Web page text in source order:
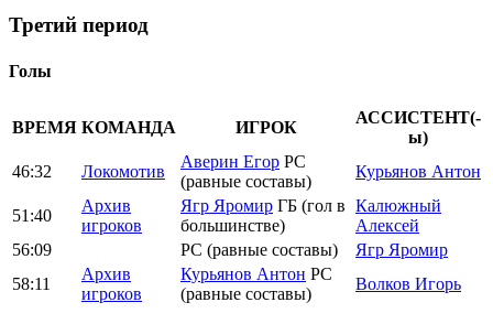
Третий период
Голы
ВРЕМЯ КОМАНДА ИГРОК
АССИСТЕНТ(-
ы)
46:32
Локомотив
Аверин Егор РС
(равные составы)
Курьянов Антон
51:40
Архив
игроков
Ягр Яромир ГБ (гол в
большинстве)
Калюжный
Алексей
56:09
РС (равные составы)
Ягр Яромир
58:11
Архив
игроков
Курьянов Антон РС
(равные составы)
Волков Игорь